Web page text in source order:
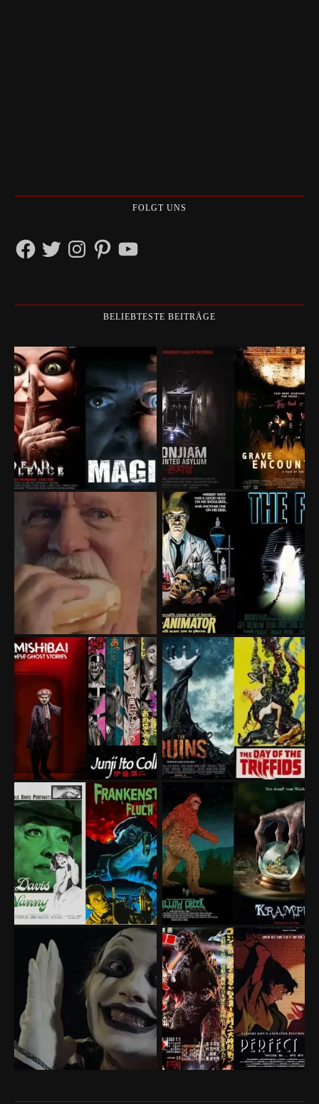
FOLGT UNS
FacebookTwitterInstagramPinterestYouTube
BELIEBTESTE BEITRÄGE